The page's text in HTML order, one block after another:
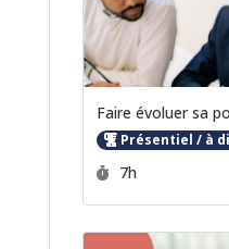
Faire évoluer sa
Présentiel / à
Durée :
7h